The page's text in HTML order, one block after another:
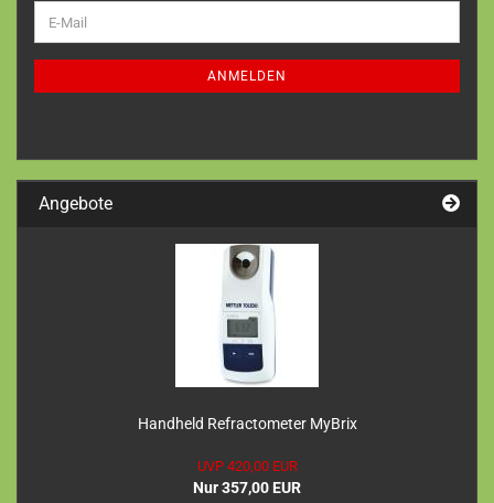
ZUR
E-
Mail
ANMELDEN
Angebote
Handheld Refractometer MyBrix
UVP 420,00 EUR
Nur 357,00 EUR